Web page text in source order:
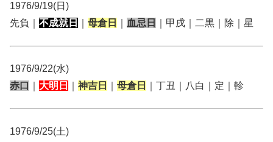
1976/9/19(日)
先負｜ 不成就日 母倉日 血忌日 ｜甲戌｜二黒｜除｜星
1976/9/22(水)
赤口
大明日 神吉日 母倉日 ｜丁丑｜八白｜定｜軫
1976/9/25(土)